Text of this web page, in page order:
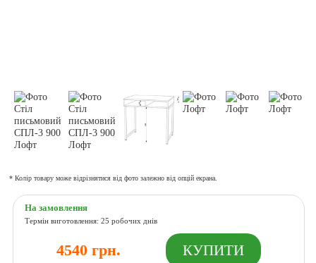
* Колір товару може відрізнятися від фото залежно від опцій екрана.
На замовлення
Термін виготовлення: 25 робочих днів
4540 грн.